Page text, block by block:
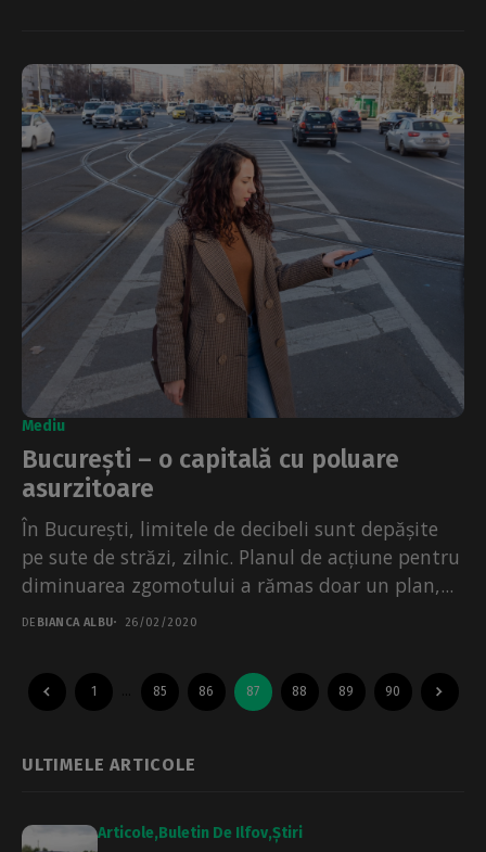
Mediu
București – o capitală cu poluare
asurzitoare
În București, limitele de decibeli sunt depășite
pe sute de străzi, zilnic. Planul de acțiune pentru
diminuarea zgomotului a rămas doar un plan,...
DE BIANCA ALBU 26/02/2020
1 85 86 87 88 89 90
ULTIMELE ARTICOLE
Articole Buletin De Ilfov Știri